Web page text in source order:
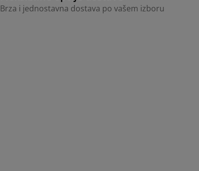
Brza i jednostavna dostava po vašem izboru